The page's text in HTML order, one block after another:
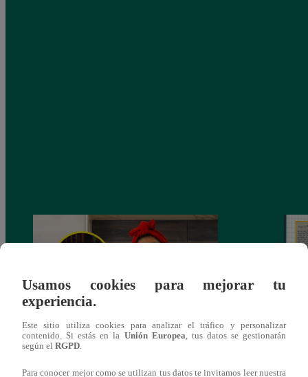
¿Por qué Nelly Rossinelli se volvió viral
Usamos cookies para mejorar tu
experiencia.
Este sitio utiliza cookies para analizar el tráfico y personalizar
contenido. Si estás en la Unión Europea, tus datos se gestionarán
según el RGPD.
Para conocer mejor como se utilizan tus datos te invitamos leer nuestra